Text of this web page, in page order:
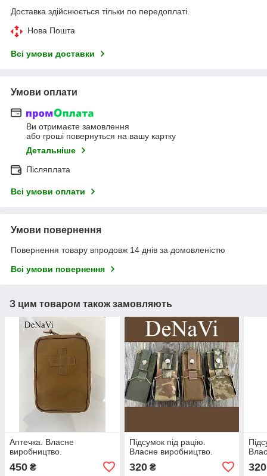
Доставка здійснюється тільки по передоплаті.
Нова Пошта
Всі умови доставки
Умови оплати
Ви отримаєте замовлення
або гроші повернуться на вашу картку
Детальніше
Післяплата
Всі умови оплати
Умови повернення
Повернення товару впродовж 14 днів за домовленістю
Всі умови повернення
З цим товаром також замовляють
Аптечка. Власне
виробництво.
450 ₴
Підсумок під рацію.
Власне виробництво.
320₴ 320